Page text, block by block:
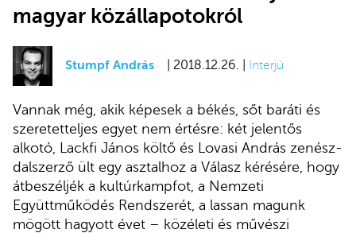
magyar közállapotokról
Stumpf András | 2018.12.26. | Interjú
Vannak még, akik képesek a békés, sőt baráti és
szeretetteljes egyet nem értésre: két jelentős
alkotó, Lackfi János költő és Lovasi András zenész-
dalszerző ült egy asztalhoz a Válasz kérésére, hogy
átbeszéljék a kultúrkampfot, a Nemzeti
Együttműködés Rendszerét, a lassan magunk
mögött hagyott évet – közéleti és művészi